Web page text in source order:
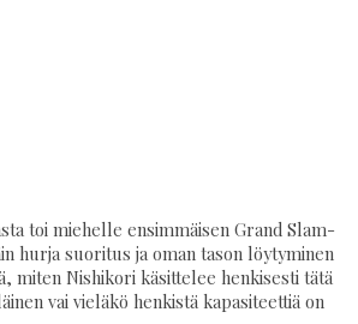
toi miehelle ensimmäisen Grand Slam-
hurja suoritus ja oman tason löytyminen
miten Nishikori käsittelee henkisesti tätä
vai vieläkö henkistä kapasiteettiä on